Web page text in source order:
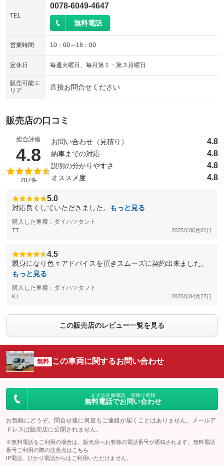
：装備なし
電動リアゲート
シートエアコン
サイドカメラ
：装備なし ルーフレール
：装備なし
エアサスペンション
：装備なし
TEL
0078-6049-4647
無料電話
営業時間 10：00～18：00
定休日 毎週火曜日、毎月第１・第３月曜日
販売可能エ
リア
直接お問合せください
販売店の口コミ
総合評価
4.8 （5点満点中）
287件
お問い合わせ（見積り） 4.8
納車までの対応 4.8
説明の分かりやすさ 4.8
オススメ度 4.8
5.0
対応良くしていただきました。 もっと見る
購入した車種：ダイハツタント
TT 2025年06月01日
4.5
親身になり色々アドバイスを頂きスムーズに契約出来ました。
もっと見る
購入した車種：ダイハツタフト
K.I 2025年04月27日
この販売店のレビュー一覧を見る
無料 この車両に関するお問い合わせ
まずは在庫確認・見積り依頼
無料電話でお問い合わせ
お気軽にどうぞ。問合せ後に何度もご連絡が届くことはありません。メールア
ドレスは販売店に公開されません。
※無料電話をご利用の場合は、販売店へお客様の電話番号が通知されます。無料電話
番号ご利用の際の注意点は こちら
IP電話、ひかり電話からはご利用いただけません。